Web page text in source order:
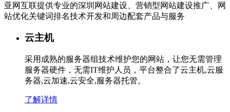
亚网互联提供专业的深圳网站建设、营销型网站建设推广、网
站优化关键词排名技术开发和周边配套产品与服务
云主机
采用成熟的服务器组技术维护您的网站，让您无需管理
服务器硬件，无需IT维护人员，平台整合了云主机,云服
务器,云加速,云安全,服务器托管。
了解详情